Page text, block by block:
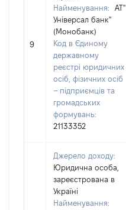
9
Найменування:
АТ"
Універсал банк"
(Монобанк)
Код в Єдиному
державному
реєстрі юридичних
осіб, фізичних осіб
– підприємців та
громадських
формувань:
21133352
Джерело доходу:
Юридична особа,
зареєстрована в
Україні
Найменування: